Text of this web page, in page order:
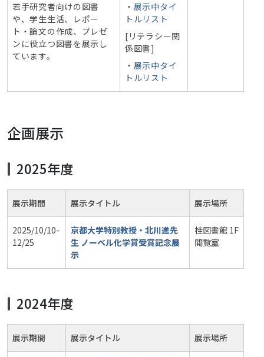
若手研究者向けの図書
や、学生生活、レポー
ト・論文の作成、プレゼ
ンに役立つ図書を展示し
ています。
・ 展示中タイ
トルリスト
[リテラシー関
係図書]
・ 展示中タイ
トルリスト
企画展示
2025年度
展示期間 展示タイトル 展示場所
2025/10/10-
12/25
京都大学特別教授・北川進先
生 ノーベル化学賞受賞記念展
示
桂図書館 1F
閲覧室
2024年度
展示期間 展示タイトル 展示場所